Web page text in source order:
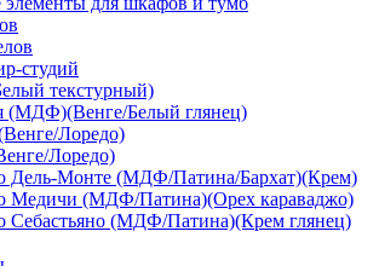
студий
текстурный)
(МДФ)(Венге/Белый глянец)
Лоредо)
Лоредо)
Дель-Монте (МДФ/Патина/Бархат)(Крем)
Медичи (МДФ/Патина)(Орех караваджо)
Себастьяно (МДФ/Патина)(Крем глянец)